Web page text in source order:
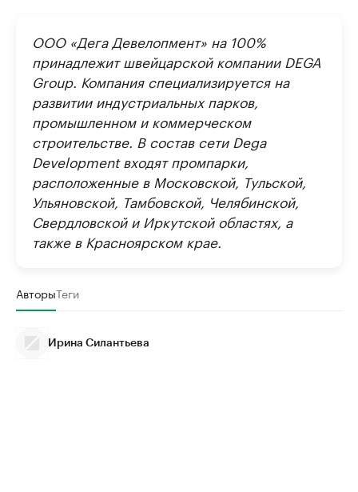
ООО «Дега Девелопмент» на 100%
принадлежит швейцарской компании DEGA
Group. Компания специализируется на
развитии индустриальных парков,
промышленном и коммерческом
строительстве. В состав сети Dega
Development входят промпарки,
расположенные в Московской, Тульской,
Ульяновской, Тамбовской, Челябинской,
Свердловской и Иркутской областях, а
также в Красноярском крае.
АвторыТеги
Ирина Силантьева